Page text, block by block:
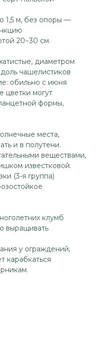
1,5 м, без опоры —
20−30 см.
диаметром
чашелистиков
обильно с июня
цветки могут
формы,
места,
и в полутени.
веществами,
известковой.
(3-я группа)
клумб
выращивать
у ограждений,
карабкаться